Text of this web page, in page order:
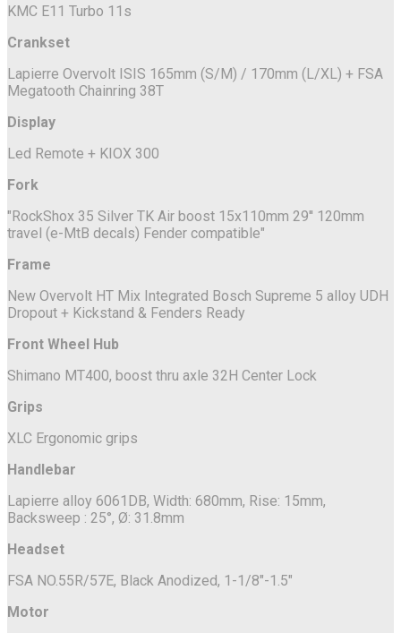
KMC E11 Turbo 11s
Crankset
Lapierre Overvolt ISIS 165mm (S/M) / 170mm (L/XL) + FSA
Megatooth Chainring 38T
Display
Led Remote + KIOX 300
Fork
"RockShox 35 Silver TK Air boost 15x110mm 29'' 120mm
travel (e-MtB decals) Fender compatible"
Frame
New Overvolt HT Mix Integrated Bosch Supreme 5 alloy UDH
Dropout + Kickstand & Fenders Ready
Front Wheel Hub
Shimano MT400, boost thru axle 32H Center Lock
Grips
XLC Ergonomic grips
Handlebar
Lapierre alloy 6061DB, Width: 680mm, Rise: 15mm,
Backsweep : 25°, Ø: 31.8mm
Headset
FSA NO.55R/57E, Black Anodized, 1-1/8"-1.5"
Motor